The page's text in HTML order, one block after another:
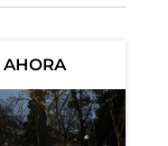
AHORA